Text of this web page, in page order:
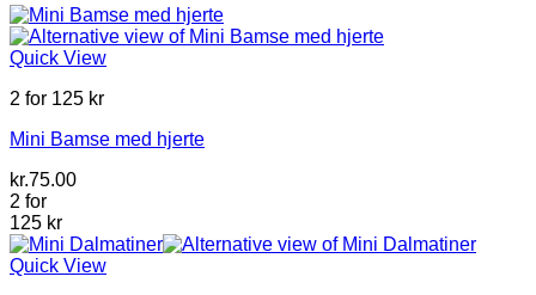
Quick View
2 for 125 kr
Mini Bamse med hjerte
kr.75.00
2 for
125 kr
Quick View